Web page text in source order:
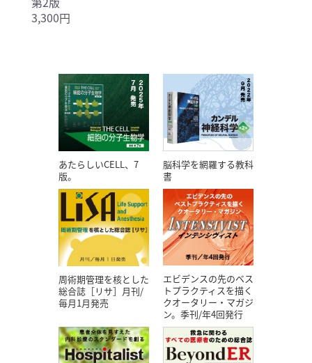
3,300円
あたらしいCELL、7
版。
脳科学を網羅する教科
書
周術期管理を核とした
総合誌［リサ］月刊/
毎月1月発売
エビデンスの先のベス
トプラクティスを描く
クオータリー・マガジ
ン。季刊/年4回発行